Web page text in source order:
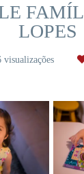
LOPES
visualizações